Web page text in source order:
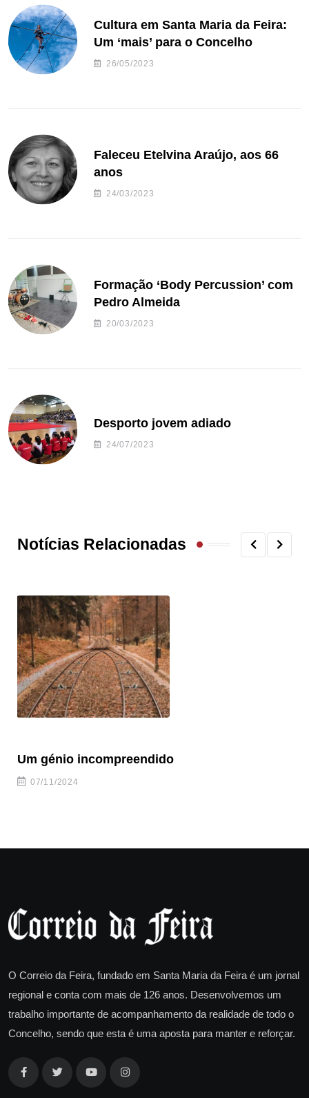
Cultura em Santa Maria da Feira:
Um ‘mais’ para o Concelho
26/05/2023
Faleceu Etelvina Araújo, aos 66
anos
24/03/2023
Formação ‘Body Percussion’ com
Pedro Almeida
20/03/2023
Desporto jovem adiado
24/07/2023
Notícias Relacionadas
Um génio incompreendido
07/11/2024
O Correio da Feira, fundado em Santa Maria da Feira é um jornal
regional e conta com mais de 126 anos. Desenvolvemos um
trabalho importante de acompanhamento da realidade de todo o
Concelho, sendo que esta é uma aposta para manter e reforçar.